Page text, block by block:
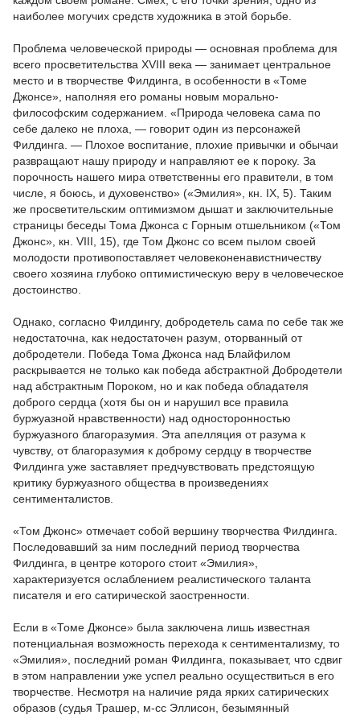
наиболее могучих средств художника в этой борьбе.
Проблема человеческой природы — основная проблема для
всего просветительства XVIII века — занимает центральное
место и в творчестве Филдинга, в особенности в «Томе
Джонсе», наполняя его романы новым морально-
философским содержанием. «Природа человека сама по
себе далеко не плоха, — говорит один из персонажей
Филдинга. — Плохое воспитание, плохие привычки и обычаи
развращают нашу природу и направляют ее к пороку. За
порочность нашего мира ответственны его правители, в том
числе, я боюсь, и духовенство» («Эмилия», кн. IX, 5). Таким
же просветительским оптимизмом дышат и заключительные
страницы беседы Тома Джонса с Горным отшельником («Том
Джонс», кн. VIII, 15), где Том Джонс со всем пылом своей
молодости противопоставляет человеконенавистничеству
своего хозяина глубоко оптимистическую веру в человеческое
достоинство.
Однако, согласно Филдингу, добродетель сама по себе так же
недостаточна, как недостаточен разум, оторванный от
добродетели. Победа Тома Джонса над Блайфилом
раскрывается не только как победа абстрактной Добродетели
над абстрактным Пороком, но и как победа обладателя
доброго сердца (хотя бы он и нарушил все правила
буржуазной нравственности) над односторонностью
буржуазного благоразумия. Эта апелляция от разума к
чувству, от благоразумия к доброму сердцу в творчестве
Филдинга уже заставляет предчувствовать предстоящую
критику буржуазного общества в произведениях
сентименталистов.
«Том Джонс» отмечает собой вершину творчества Филдинга.
Последовавший за ним последний период творчества
Филдинга, в центре которого стоит «Эмилия»,
характеризуется ослаблением реалистического таланта
писателя и его сатирической заостренности.
Если в «Томе Джонсе» была заключена лишь известная
потенциальная возможность перехода к сентиментализму, то
«Эмилия», последний роман Филдинга, показывает, что сдвиг
в этом направлении уже успел реально осуществиться в его
творчестве. Несмотря на наличие ряда ярких сатирических
образов (судья Трашер, м-сс Эллисон, безымянный